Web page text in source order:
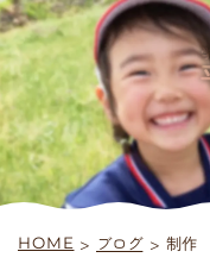
園について
HOME > ブログ > 制作